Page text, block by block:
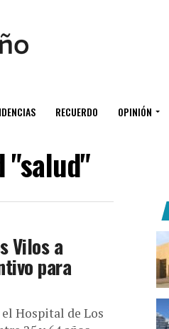
RECUERDO OPINIÓN
"salud"
Vilos a
para
Hospital de Los